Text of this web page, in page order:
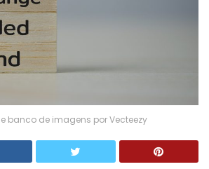
banco de imagens por Vecteezy